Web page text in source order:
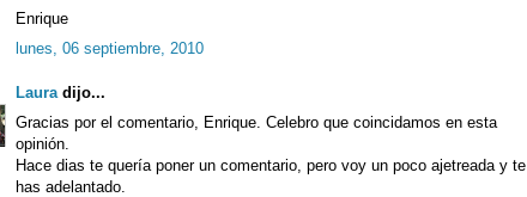
Enrique
lunes, 06 septiembre, 2010
Lauradijo...
Gracias por el comentario, Enrique. Celebro que coincidamos en esta
opinión.
Hace dias te quería poner un comentario, pero voy un poco ajetreada y te
has adelantado.